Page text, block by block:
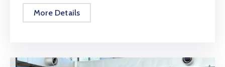
More Details